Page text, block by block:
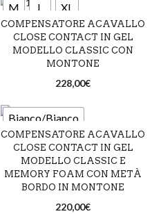
M L XL
Marrone/Bianco
Marrone/Blu
Marrone/Grigio
Marrone/Marrone
Marrone/Nero
Nero/Bianco
Nero/Blu
COMPENSATORE ACAVALLO
CLOSE CONTACT IN GEL
MODELLO CLASSIC CON
MONTONE
228,00€
Bianco/Bianco
Bianco/Blu
Bianco/Ecru
COMPENSATORE ACAVALLO
CLOSE CONTACT IN GEL
MODELLO CLASSIC E
MEMORY FOAM CON METÀ
BORDO IN MONTONE
220,00€